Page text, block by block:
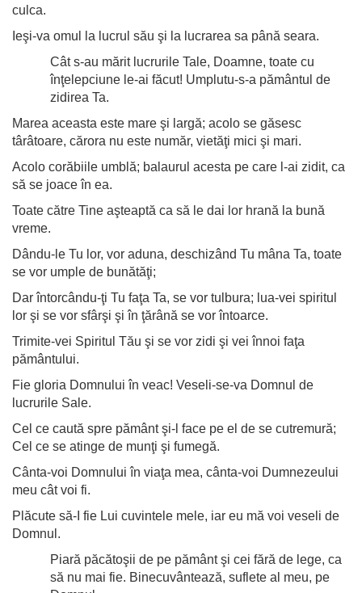
culca.
Ieşi-va omul la lucrul său şi la lucrarea sa până seara.
Cât s-au mărit lucrurile Tale, Doamne, toate cu
înţelepciune le-ai făcut! Umplutu-s-a pământul de
zidirea Ta.
Marea aceasta este mare şi largă; acolo se găsesc
târâtoare, cărora nu este număr, vietăţi mici şi mari.
Acolo corăbiile umblă; balaurul acesta pe care l-ai zidit, ca
să se joace în ea.
Toate către Tine aşteaptă ca să le dai lor hrană la bună
vreme.
Dându-le Tu lor, vor aduna, deschizând Tu mâna Ta, toate
se vor umple de bunătăţi;
Dar întorcându-ţi Tu faţa Ta, se vor tulbura; lua-vei spiritul
lor şi se vor sfârşi şi în ţărână se vor întoarce.
Trimite-vei Spiritul Tău şi se vor zidi şi vei înnoi faţa
pământului.
Fie gloria Domnului în veac! Veseli-se-va Domnul de
lucrurile Sale.
Cel ce caută spre pământ şi-l face pe el de se cutremură;
Cel ce se atinge de munţi şi fumegă.
Cânta-voi Domnului în viaţa mea, cânta-voi Dumnezeului
meu cât voi fi.
Plăcute să-I fie Lui cuvintele mele, iar eu mă voi veseli de
Domnul.
Piară păcătoşii de pe pământ şi cei fără de lege, ca
să nu mai fie. Binecuvântează, suflete al meu, pe